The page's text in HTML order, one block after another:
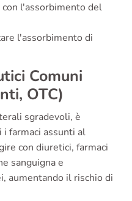
l'assorbimento del
l'assorbimento di
Comuni
OTC)
sgradevoli, è
farmaci assunti al
con diuretici, farmaci
sanguigna e
aumentando il rischio di